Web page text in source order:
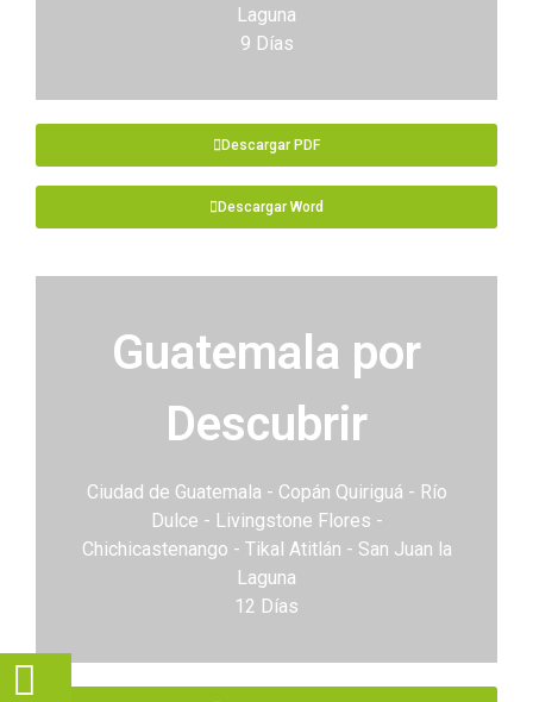
Laguna
9 Días
Descargar PDF
Descargar Word
Guatemala por
Descubrir
Ciudad de Guatemala - Copán Quiriguá - Río
Dulce - Livingstone Flores -
Chichicastenango - Tikal Atitlán - San Juan la
Laguna
12 Días